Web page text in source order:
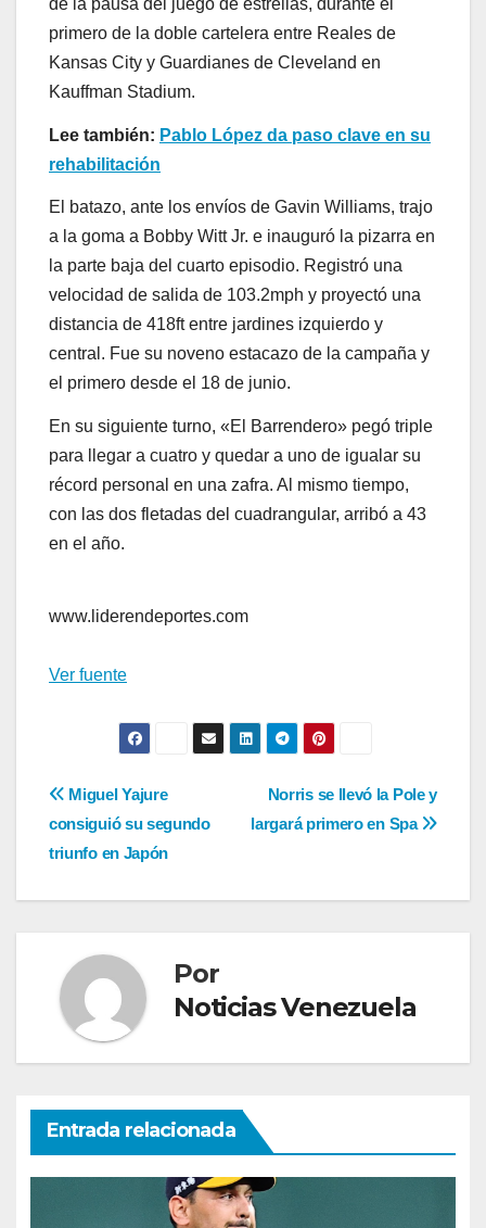
primero de la doble cartelera entre Reales de
Kansas City y Guardianes de Cleveland en
Kauffman Stadium.
Lee también: Pablo López da paso clave en su
rehabilitación
El batazo, ante los envíos de Gavin Williams, trajo
a la goma a Bobby Witt Jr. e inauguró la pizarra en
la parte baja del cuarto episodio. Registró una
velocidad de salida de 103.2mph y proyectó una
distancia de 418ft entre jardines izquierdo y
central. Fue su noveno estacazo de la campaña y
el primero desde el 18 de junio.
En su siguiente turno, «El Barrendero» pegó triple
para llegar a cuatro y quedar a uno de igualar su
récord personal en una zafra. Al mismo tiempo,
con las dos fletadas del cuadrangular, arribó a 43
en el año.
www.liderendeportes.com
Ver fuente
Navegación
de
entradas
Norris se llevó la Pole y
largará primero en Spa
Miguel Yajure
consiguió su segundo
triunfo en Japón
Por
Noticias Venezuela
Entrada relacionada